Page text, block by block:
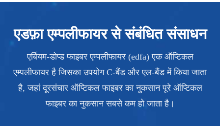
एडफ़ा एम्पलीफायर से संबंधित संसाधन
एर्बियम-डोप्ड फाइबर एम्पलीफायर (edfa) एक ऑप्टिकल
एम्पलीफायर है जिसका उपयोग C-बैंड और एल-बैंड में किया जाता
है, जहां दूरसंचार ऑप्टिकल फाइबर का नुकसान पूरे ऑप्टिकल
फाइबर का नुकसान सबसे कम हो जाता है।